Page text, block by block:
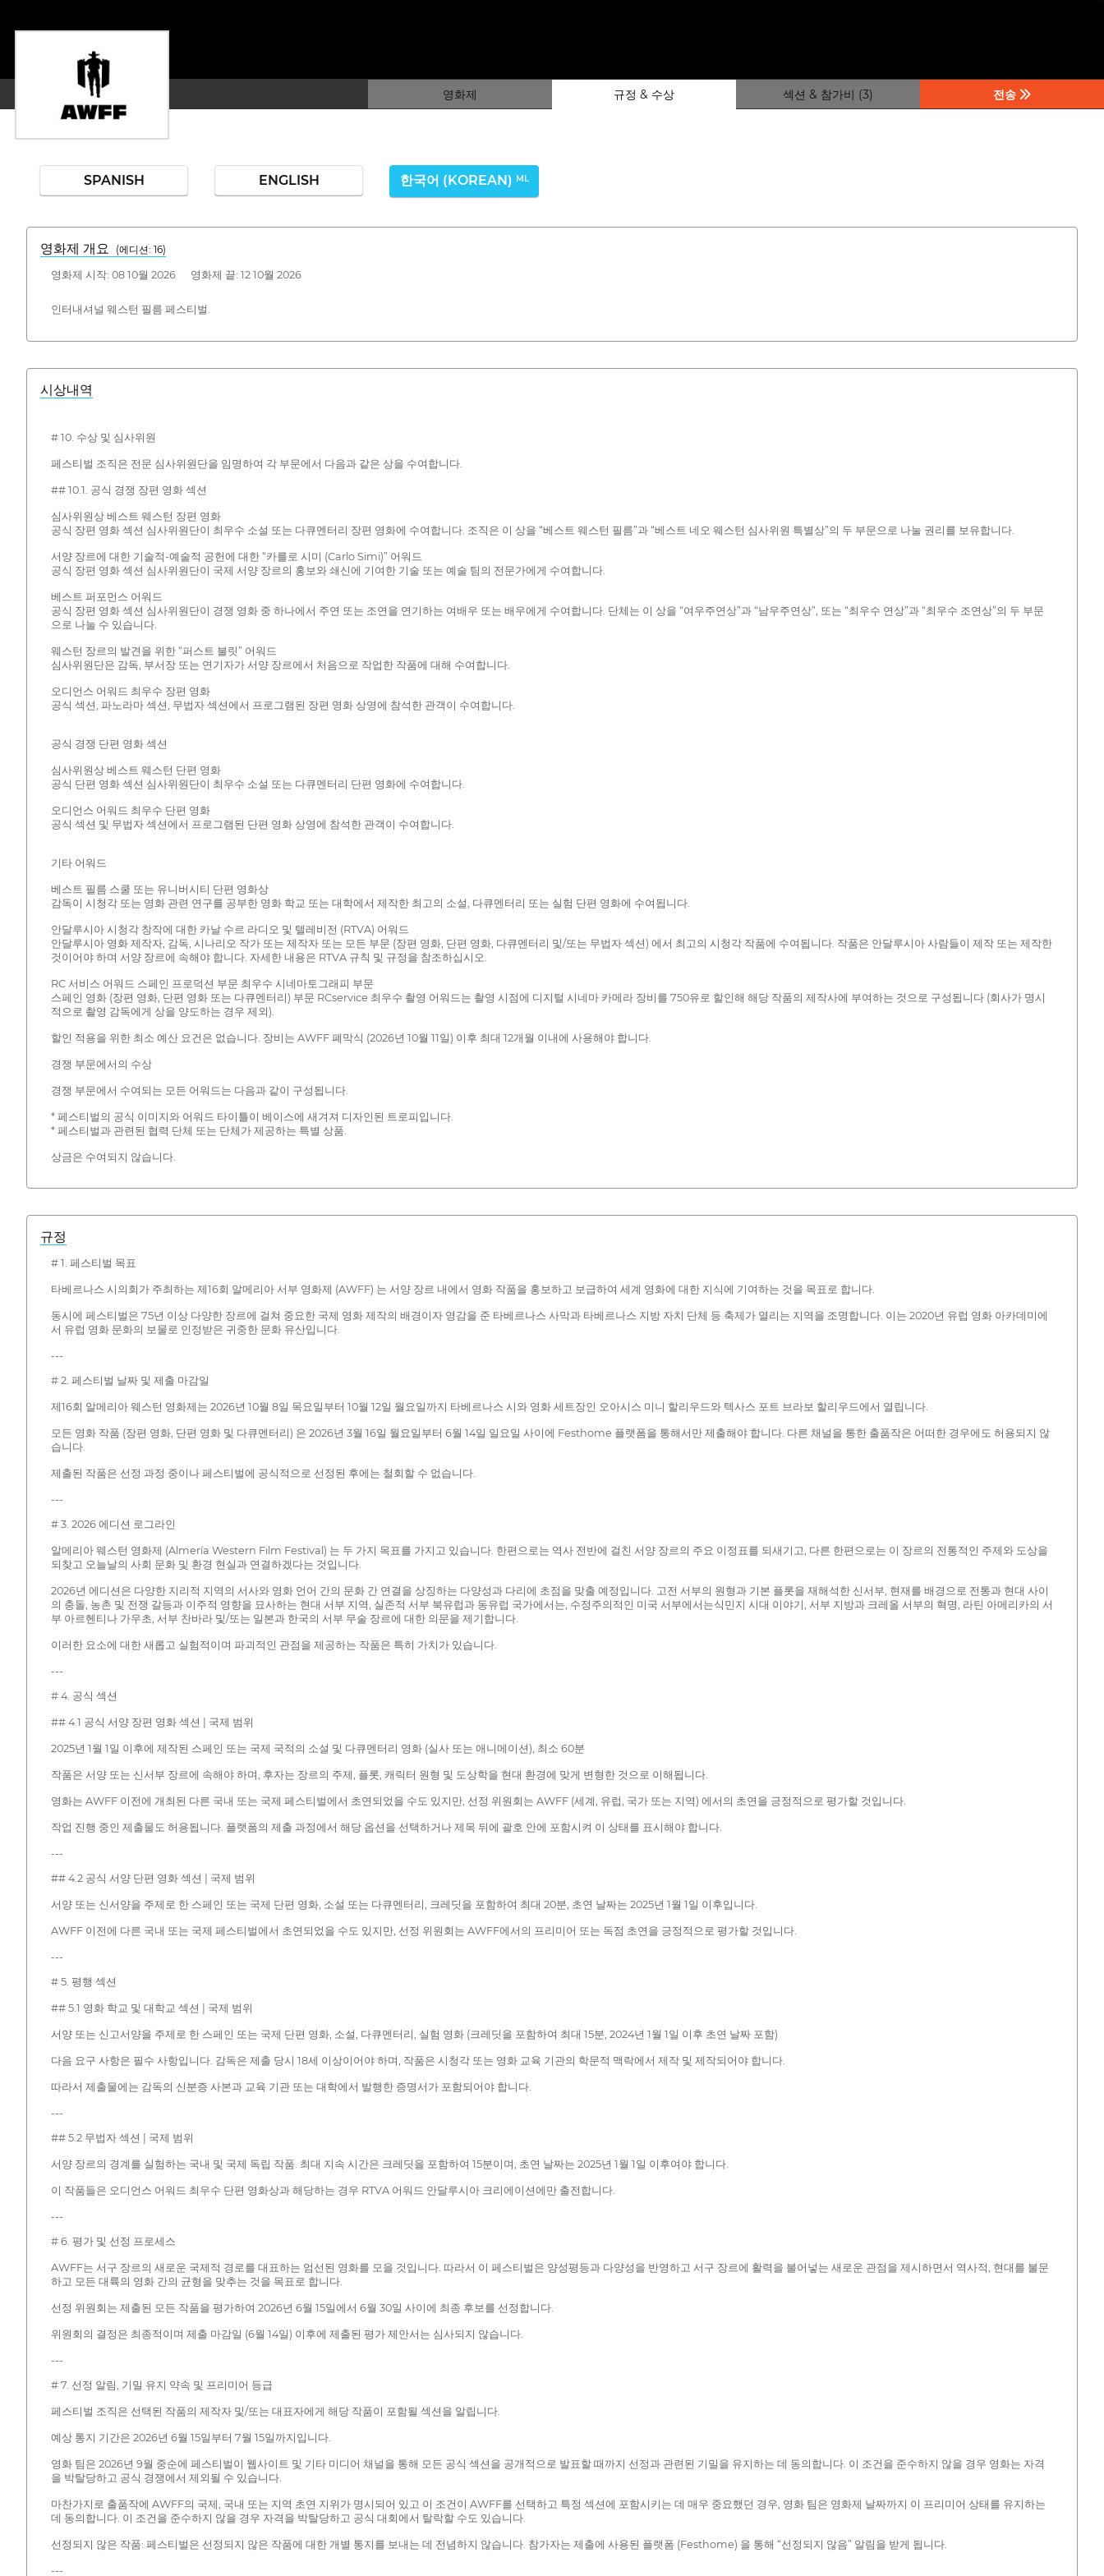
영화제 규정 & 수상 섹션 & 참가비 (3) 전송
SPANISH ENGLISH 한국어 (KOREAN) ML
영화제 개요 (에디션: 16)
영화제 시작: 08 10월 2026 영화제 끝: 12 10월 2026
인터내셔널 웨스턴 필름 페스티벌.
시상내역
# 10. 수상 및 심사위원
페스티벌 조직은 전문 심사위원단을 임명하여 각 부문에서 다음과 같은 상을 수여합니다.
## 10.1. 공식 경쟁 장편 영화 섹션
심사위원상 베스트 웨스턴 장편 영화
공식 장편 영화 섹션 심사위원단이 최우수 소설 또는 다큐멘터리 장편 영화에 수여합니다. 조직은 이 상을 “베스트 웨스턴 필름”과 “베스트 네오 웨스턴 심사위원 특별상”의 두 부문으로 나눌 권리를 보유합니다.
서양 장르에 대한 기술적-예술적 공헌에 대한 “카를로 시미 (Carlo Simi)” 어워드
공식 장편 영화 섹션 심사위원단이 국제 서양 장르의 홍보와 쇄신에 기여한 기술 또는 예술 팀의 전문가에게 수여합니다.
베스트 퍼포먼스 어워드
공식 장편 영화 섹션 심사위원단이 경쟁 영화 중 하나에서 주연 또는 조연을 연기하는 여배우 또는 배우에게 수여합니다. 단체는 이 상을 “여우주연상”과 “남우주연상”, 또는 “최우수 연상”과 “최우수 조연상”의 두 부문
으로 나눌 수 있습니다.
웨스턴 장르의 발견을 위한 “퍼스트 불릿” 어워드
심사위원단은 감독, 부서장 또는 연기자가 서양 장르에서 처음으로 작업한 작품에 대해 수여합니다.
오디언스 어워드 최우수 장편 영화
공식 섹션, 파노라마 섹션, 무법자 섹션에서 프로그램된 장편 영화 상영에 참석한 관객이 수여합니다.
공식 경쟁 단편 영화 섹션
심사위원상 베스트 웨스턴 단편 영화
공식 단편 영화 섹션 심사위원단이 최우수 소설 또는 다큐멘터리 단편 영화에 수여합니다.
오디언스 어워드 최우수 단편 영화
공식 섹션 및 무법자 섹션에서 프로그램된 단편 영화 상영에 참석한 관객이 수여합니다.
기타 어워드
베스트 필름 스쿨 또는 유니버시티 단편 영화상
감독이 시청각 또는 영화 관련 연구를 공부한 영화 학교 또는 대학에서 제작한 최고의 소설, 다큐멘터리 또는 실험 단편 영화에 수여됩니다.
안달루시아 시청각 창작에 대한 카날 수르 라디오 및 텔레비전 (RTVA) 어워드
안달루시아 영화 제작자, 감독, 시나리오 작가 또는 제작자 또는 모든 부문 (장편 영화, 단편 영화, 다큐멘터리 및/또는 무법자 섹션) 에서 최고의 시청각 작품에 수여됩니다. 작품은 안달루시아 사람들이 제작 또는 제작한
것이어야 하며 서양 장르에 속해야 합니다. 자세한 내용은 RTVA 규칙 및 규정을 참조하십시오.
RC 서비스 어워드 스페인 프로덕션 부문 최우수 시네마토그래피 부문
스페인 영화 (장편 영화, 단편 영화 또는 다큐멘터리) 부문 RCservice 최우수 촬영 어워드는 촬영 시점에 디지털 시네마 카메라 장비를 750유로 할인해 해당 작품의 제작사에 부여하는 것으로 구성됩니다 (회사가 명시
적으로 촬영 감독에게 상을 양도하는 경우 제외).
할인 적용을 위한 최소 예산 요건은 없습니다. 장비는 AWFF 폐막식 (2026년 10월 11일) 이후 최대 12개월 이내에 사용해야 합니다.
경쟁 부문에서의 수상
경쟁 부문에서 수여되는 모든 어워드는 다음과 같이 구성됩니다.
* 페스티벌의 공식 이미지와 어워드 타이틀이 베이스에 새겨져 디자인된 트로피입니다.
* 페스티벌과 관련된 협력 단체 또는 단체가 제공하는 특별 상품.
상금은 수여되지 않습니다.
규정
# 1. 페스티벌 목표
타베르나스 시의회가 주최하는 제16회 알메리아 서부 영화제 (AWFF) 는 서양 장르 내에서 영화 작품을 홍보하고 보급하여 세계 영화에 대한 지식에 기여하는 것을 목표로 합니다.
동시에 페스티벌은 75년 이상 다양한 장르에 걸쳐 중요한 국제 영화 제작의 배경이자 영감을 준 타베르나스 사막과 타베르나스 지방 자치 단체 등 축제가 열리는 지역을 조명합니다. 이는 2020년 유럽 영화 아카데미에
서 유럽 영화 문화의 보물로 인정받은 귀중한 문화 유산입니다.
---
# 2. 페스티벌 날짜 및 제출 마감일
제16회 알메리아 웨스턴 영화제는 2026년 10월 8일 목요일부터 10월 12일 월요일까지 타베르나스 시와 영화 세트장인 오아시스 미니 할리우드와 텍사스 포트 브라보 할리우드에서 열립니다.
모든 영화 작품 (장편 영화, 단편 영화 및 다큐멘터리) 은 2026년 3월 16일 월요일부터 6월 14일 일요일 사이에 Festhome 플랫폼을 통해서만 제출해야 합니다. 다른 채널을 통한 출품작은 어떠한 경우에도 허용되지 않
습니다.
제출된 작품은 선정 과정 중이나 페스티벌에 공식적으로 선정된 후에는 철회할 수 없습니다.
---
# 3. 2026 에디션 로그라인
알메리아 웨스턴 영화제 (Almería Western Film Festival) 는 두 가지 목표를 가지고 있습니다. 한편으로는 역사 전반에 걸친 서양 장르의 주요 이정표를 되새기고, 다른 한편으로는 이 장르의 전통적인 주제와 도상을
되찾고 오늘날의 사회 문화 및 환경 현실과 연결하겠다는 것입니다.
2026년 에디션은 다양한 지리적 지역의 서사와 영화 언어 간의 문화 간 연결을 상징하는 다양성과 다리에 초점을 맞출 예정입니다. 고전 서부의 원형과 기본 플롯을 재해석한 신서부, 현재를 배경으로 전통과 현대 사이
의 충돌, 농촌 및 전쟁 갈등과 이주적 영향을 묘사하는 현대 서부 지역, 실존적 서부 북유럽과 동유럽 국가에서는, 수정주의적인 미국 서부에서는식민지 시대 이야기, 서부 지방과 크레올 서부의 혁명, 라틴 아메리카의 서
부 아르헨티나 가우초, 서부 찬바라 및/또는 일본과 한국의 서부 무술 장르에 대한 의문을 제기합니다.
이러한 요소에 대한 새롭고 실험적이며 파괴적인 관점을 제공하는 작품은 특히 가치가 있습니다.
---
# 4. 공식 섹션
## 4.1 공식 서양 장편 영화 섹션 | 국제 범위
2025년 1월 1일 이후에 제작된 스페인 또는 국제 국적의 소설 및 다큐멘터리 영화 (실사 또는 애니메이션), 최소 60분
작품은 서양 또는 신서부 장르에 속해야 하며, 후자는 장르의 주제, 플롯, 캐릭터 원형 및 도상학을 현대 환경에 맞게 변형한 것으로 이해됩니다.
영화는 AWFF 이전에 개최된 다른 국내 또는 국제 페스티벌에서 초연되었을 수도 있지만, 선정 위원회는 AWFF (세계, 유럽, 국가 또는 지역) 에서의 초연을 긍정적으로 평가할 것입니다.
작업 진행 중인 제출물도 허용됩니다. 플랫폼의 제출 과정에서 해당 옵션을 선택하거나 제목 뒤에 괄호 안에 포함시켜 이 상태를 표시해야 합니다.
---
## 4.2 공식 서양 단편 영화 섹션 | 국제 범위
서양 또는 신서양을 주제로 한 스페인 또는 국제 단편 영화, 소설 또는 다큐멘터리, 크레딧을 포함하여 최대 20분, 초연 날짜는 2025년 1월 1일 이후입니다.
AWFF 이전에 다른 국내 또는 국제 페스티벌에서 초연되었을 수도 있지만, 선정 위원회는 AWFF에서의 프리미어 또는 독점 초연을 긍정적으로 평가할 것입니다.
---
# 5. 평행 섹션
## 5.1 영화 학교 및 대학교 섹션 | 국제 범위
서양 또는 신고서양을 주제로 한 스페인 또는 국제 단편 영화, 소설, 다큐멘터리, 실험 영화 (크레딧을 포함하여 최대 15분, 2024년 1월 1일 이후 초연 날짜 포함)
다음 요구 사항은 필수 사항입니다. 감독은 제출 당시 18세 이상이어야 하며, 작품은 시청각 또는 영화 교육 기관의 학문적 맥락에서 제작 및 제작되어야 합니다.
따라서 제출물에는 감독의 신분증 사본과 교육 기관 또는 대학에서 발행한 증명서가 포함되어야 합니다.
---
## 5.2 무법자 섹션 | 국제 범위
서양 장르의 경계를 실험하는 국내 및 국제 독립 작품. 최대 지속 시간은 크레딧을 포함하여 15분이며, 초연 날짜는 2025년 1월 1일 이후여야 합니다.
이 작품들은 오디언스 어워드 최우수 단편 영화상과 해당하는 경우 RTVA 어워드 안달루시아 크리에이션에만 출전합니다.
---
# 6. 평가 및 선정 프로세스
AWFF는 서구 장르의 새로운 국제적 경로를 대표하는 엄선된 영화를 모을 것입니다. 따라서 이 페스티벌은 양성평등과 다양성을 반영하고 서구 장르에 활력을 불어넣는 새로운 관점을 제시하면서 역사적, 현대를 불문
하고 모든 대륙의 영화 간의 균형을 맞추는 것을 목표로 합니다.
선정 위원회는 제출된 모든 작품을 평가하여 2026년 6월 15일에서 6월 30일 사이에 최종 후보를 선정합니다.
위원회의 결정은 최종적이며 제출 마감일 (6월 14일) 이후에 제출된 평가 제안서는 심사되지 않습니다.
---
# 7. 선정 알림, 기밀 유지 약속 및 프리미어 등급
페스티벌 조직은 선택된 작품의 제작자 및/또는 대표자에게 해당 작품이 포함될 섹션을 알립니다.
예상 통지 기간은 2026년 6월 15일부터 7월 15일까지입니다.
영화 팀은 2026년 9월 중순에 페스티벌이 웹사이트 및 기타 미디어 채널을 통해 모든 공식 섹션을 공개적으로 발표할 때까지 선정과 관련된 기밀을 유지하는 데 동의합니다. 이 조건을 준수하지 않을 경우 영화는 자격
을 박탈당하고 공식 경쟁에서 제외될 수 있습니다.
마찬가지로 출품작에 AWFF의 국제, 국내 또는 지역 초연 지위가 명시되어 있고 이 조건이 AWFF를 선택하고 특정 섹션에 포함시키는 데 매우 중요했던 경우, 영화 팀은 영화제 날짜까지 이 프리미어 상태를 유지하는
데 동의합니다. 이 조건을 준수하지 않을 경우 자격을 박탈당하고 공식 대회에서 탈락할 수도 있습니다.
선정되지 않은 작품: 페스티벌은 선정되지 않은 작품에 대한 개별 통지를 보내는 데 전념하지 않습니다. 참가자는 제출에 사용된 플랫폼 (Festhome) 을 통해 “선정되지 않음” 알림을 받게 됩니다.
---